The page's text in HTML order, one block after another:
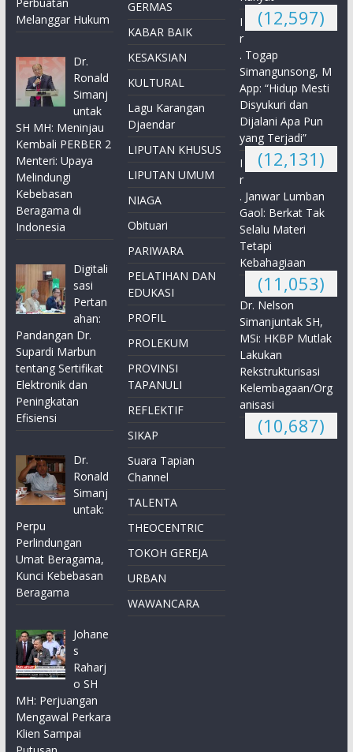
Perbuatan
Melanggar Hukum
Dr.
Ronald
Simanj
untak
SH MH: Meninjau
Kembali PERBER 2
Menteri: Upaya
Melindungi
Kebebasan
Beragama di
Indonesia
Digitali
sasi
Pertan
ahan:
Pandangan Dr.
Supardi Marbun
tentang Sertifikat
Elektronik dan
Peningkatan
Efisiensi
Dr.
Ronald
Simanj
untak:
Perpu
Perlindungan
Umat Beragama,
Kunci Kebebasan
Beragama
Johane
s
Raharj
o SH
MH: Perjuangan
Mengawal Perkara
Klien Sampai
GERMAS
KABAR BAIK
KESAKSIAN
KULTURAL
Lagu Karangan
Djaendar
LIPUTAN KHUSUS
LIPUTAN UMUM
NIAGA
Obituari
PARIWARA
PELATIHAN DAN
EDUKASI
PROFIL
PROLEKUM
PROVINSI
TAPANULI
REFLEKTIF
SIKAP
Suara Tapian
Channel
TALENTA
THEOCENTRIC
TOKOH GEREJA
URBAN
WAWANCARA
(12,597)
I
r
. Togap
Simangunsong, M
App: “Hidup Mesti
Disyukuri dan
Dijalani Apa Pun
yang Terjadi”
(12,131)
I
r
. Janwar Lumban
Gaol: Berkat Tak
Selalu Materi
Tetapi
Kebahagiaan
(11,053)
Dr. Nelson
Simanjuntak SH,
MSi: HKBP Mutlak
Lakukan
Rekstrukturisasi
Kelembagaan/Org
anisasi
(10,687)